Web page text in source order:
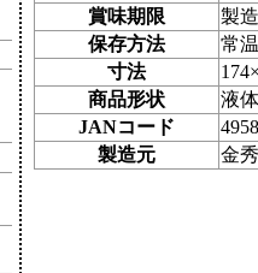
賞味期限
製
保存方法
常
寸法
商品形状
液体
JANコード
製造元
金